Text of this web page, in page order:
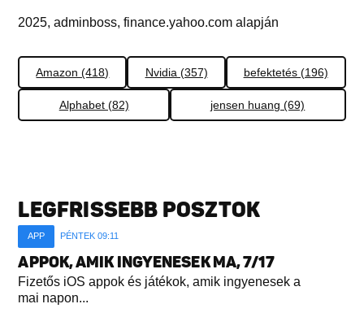
2025, adminboss, finance.yahoo.com alapján
Amazon (418) Nvidia (357) befektetés (196)
Alphabet (82) jensen huang (69)
LEGFRISSEBB POSZTOK
APP PÉNTEK 09:11
APPOK, AMIK INGYENESEK MA, 7/17
Fizetős iOS appok és játékok, amik ingyenesek a
mai napon...